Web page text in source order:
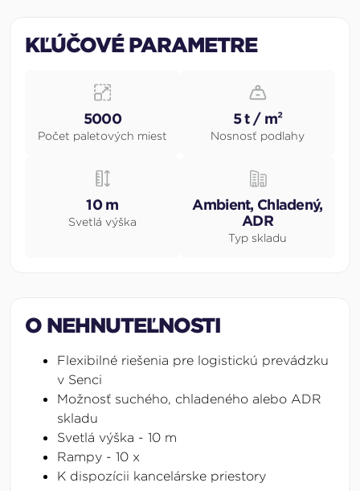
KĽÚČOVÉ PARAMETRE
5000
Počet paletových miest
5 t / m²
Nosnosť podlahy
10 m
Svetlá výška
Ambient, Chladený,
ADR
Typ skladu
O NEHNUTEĽNOSTI
Flexibilné riešenia pre logistickú prevádzku
v Senci
Možnosť suchého, chladeného alebo ADR
skladu
Svetlá výška - 10 m
Rampy - 10 x
K dispozícii kancelárske priestory